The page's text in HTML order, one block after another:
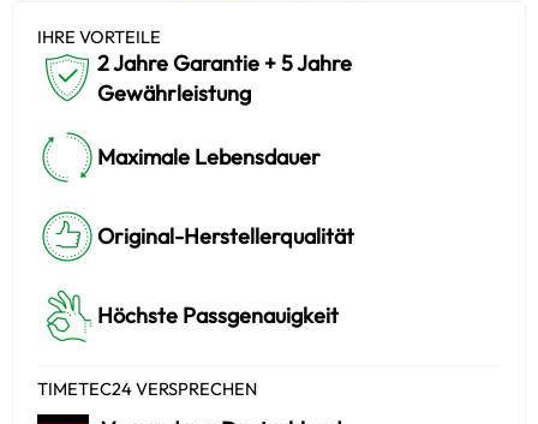
IHRE VORTEILE
2 Jahre Garantie + 5 Jahre
Gewährleistung
Maximale Lebensdauer
Original-Herstellerqualität
Höchste Passgenauigkeit
TIMETEC24 VERSPRECHEN